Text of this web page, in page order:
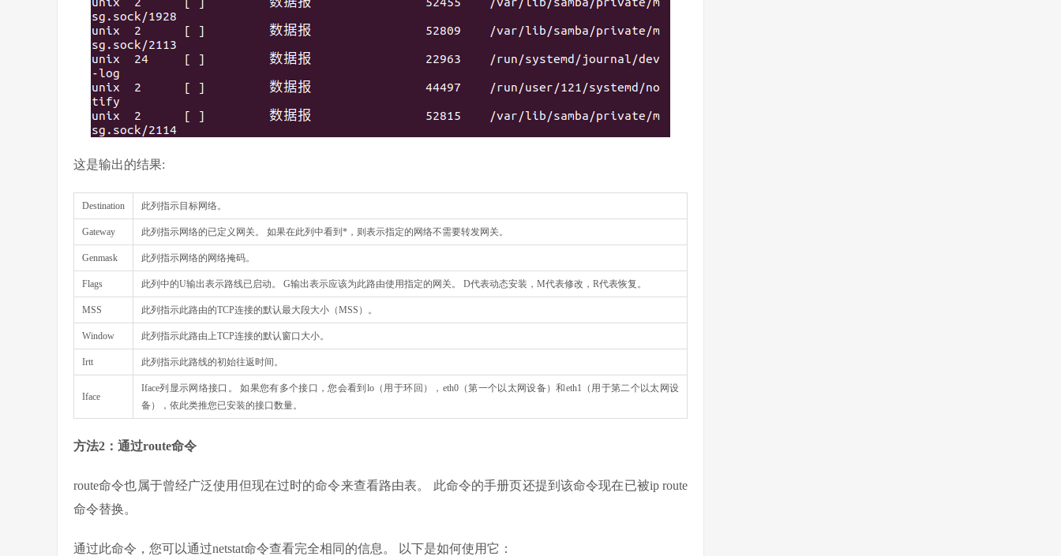
这是输出的结果:
Destination 此列指示目标网络。
Gateway 此列指示网络的已定义网关。 如果在此列中看到*，则表示指定的网络不需要转发网关。
Genmask 此列指示网络的网络掩码。
Flags 此列中的U输出表示路线已启动。 G输出表示应该为此路由使用指定的网关。 D代表动态安装，M代表修改，R代表恢复。
MSS 此列指示此路由的TCP连接的默认最大段大小（MSS）。
Window 此列指示此路由上TCP连接的默认窗口大小。
Irtt 此列指示此路线的初始往返时间。
Iface
Iface列显示网络接口。 如果您有多个接口，您会看到lo（用于环回），eth0（第一个以太网设备）和eth1（用于第二个以太网设
备），依此类推您已安装的接口数量。
方法2：通过route命令
route命令也属于曾经广泛使用但现在过时的命令来查看路由表。 此命令的手册页还提到该命令现在已被ip route
命令替换。
通过此命令，您可以通过netstat命令查看完全相同的信息。 以下是如何使用它：